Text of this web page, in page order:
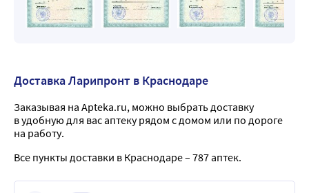
Доставка Ларипронт в Краснодаре
Заказывая на Apteka.ru, можно выбрать доставку
в удобную для вас аптеку рядом с домом или по дороге
на работу.
Все пункты доставки в Краснодаре – 787 аптек.